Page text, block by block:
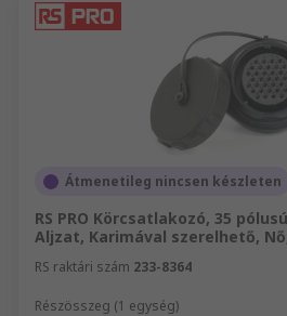
Átmenetileg nincsen készleten
RS PRO Körcsatlakozó, 35
Aljzat, Karimával szerelhető,
RS raktári szám 233-8364
Részösszeg (1 egység)